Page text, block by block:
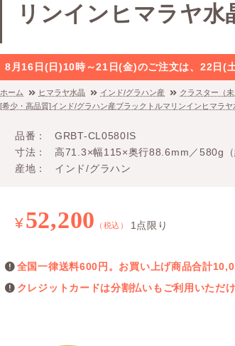
リンインヒマラヤ水
8月16日(日)10時～21日(金)のご注文は、22日(
ホーム ヒマラヤ水晶 インド/グラハン産 クラスター（未
[希少・高品質]インド/グラハン産ブラックトルマリンインヒマラヤ
品番
GRBT-CL0580IS
寸法
高71.3×幅115×奥行88.6mm／580g（
産地
インド/グラハン
¥52,200 （税込） 1点限り
全国一律送料600円。お買い上げ商品合計
クレジットカードは分割払いもご利用いただ